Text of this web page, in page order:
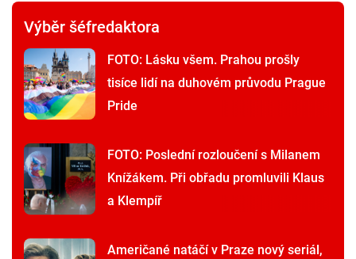
Výběr šéfredaktora
FOTO: Lásku všem. Prahou prošly
tisíce lidí na duhovém průvodu Prague
Pride
FOTO: Poslední rozloučení s Milanem
Knížákem. Při obřadu promluvili Klaus
a Klempíř
Američané natáčí v Praze nový seriál,